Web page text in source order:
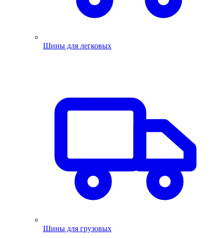
Шины для легковых
Шины для грузовых